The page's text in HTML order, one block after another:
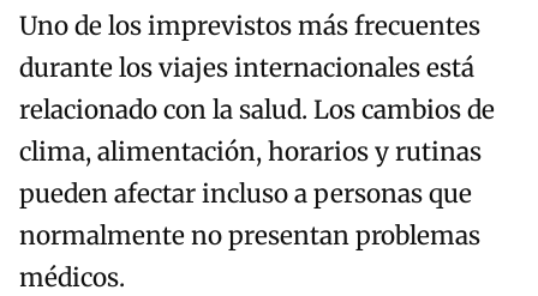
Uno de los imprevistos más frecuentes
durante los viajes internacionales está
relacionado con la salud. Los cambios de
clima, alimentación, horarios y rutinas
pueden afectar incluso a personas que
normalmente no presentan problemas
médicos.